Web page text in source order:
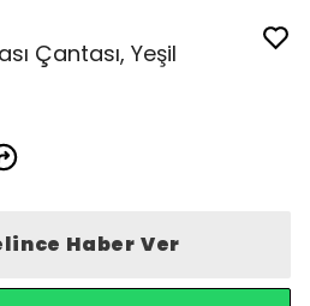
Çantası, Yeşil
Haber Ver